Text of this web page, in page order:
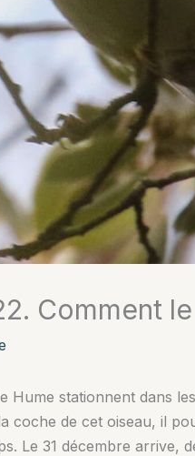
Comment
Hume stationnent dans
coche de cet oiseau, il
Le 31 décembre arrive,